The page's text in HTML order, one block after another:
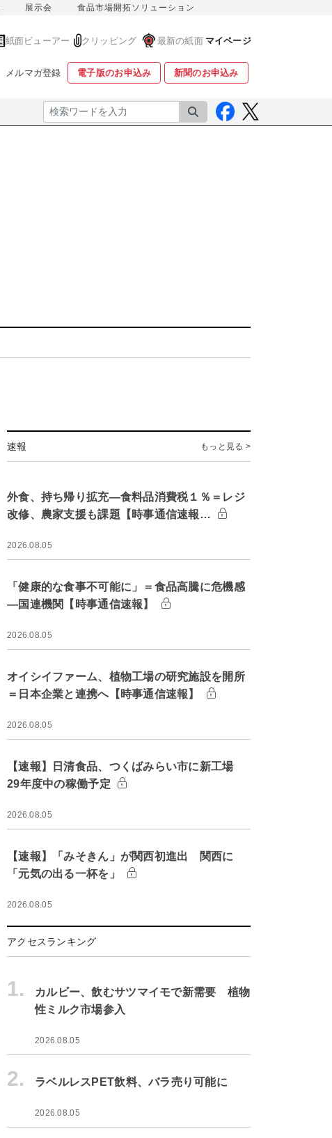
展示会 食品市場開拓ソリューション
紙面ビューアー クリッピング 最新の紙面 マイページ
メルマガ登録 電子版のお申込み 新聞のお申込み
検索
速報 もっと見る >
外食、持ち帰り拡充―食料品消費税１％＝レジ
改修、農家支援も課題【時事通信速報…
2026.08.05
「健康的な食事不可能に」＝食品高騰に危機感
―国連機関【時事通信速報】
2026.08.05
オイシイファーム、植物工場の研究施設を開所
＝日本企業と連携へ【時事通信速報】
2026.08.05
【速報】日清食品、つくばみらい市に新工場
29年度中の稼働予定
2026.08.05
【速報】「みそきん」が関西初進出 関西に
「元気の出る一杯を」
2026.08.05
アクセスランキング
1.
カルビー、飲むサツマイモで新需要 植物
性ミルク市場参入
2026.08.05
2. ラベルレスPET飲料、バラ売り可能に
2026.08.05